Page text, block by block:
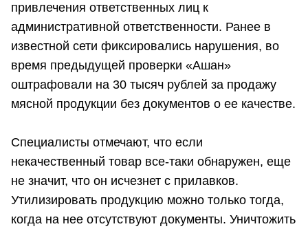
привлечения ответственных лиц к
административной ответственности. Ранее в
известной сети фиксировались нарушения, во
время предыдущей проверки «Ашан»
оштрафовали на 30 тысяч рублей за продажу
мясной продукции без документов о ее качестве.
Специалисты отмечают, что если
некачественный товар все-таки обнаружен, еще
не значит, что он исчезнет с прилавков.
Утилизировать продукцию можно только тогда,
когда на нее отсутствуют документы. Уничтожить